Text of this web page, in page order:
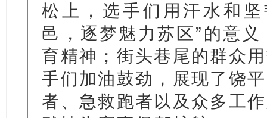
松上，选手们用汗水和
邑，逐梦魅力苏区”的意
育精神；街头巷尾的群众
手们加油鼓劲，展现了饶
者、急救跑者以及众多工